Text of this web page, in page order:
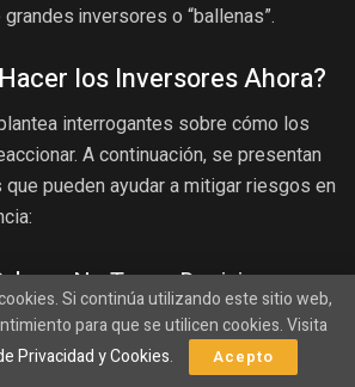
inversores o “ballenas”.
los Inversores Ahora?
interrogantes sobre cómo los
A continuación, se presentan
pueden ayudar a mitigar riesgos en
y No Tomar Decisiones
una caída del mercado puede ser
Si continúa utilizando este sitio web,
para que se utilicen cookies. Visita
Privacidad y Cookies. Acepto